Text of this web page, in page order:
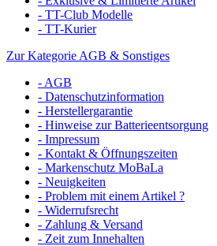
- TT-Club Modelle
- TT-Kurier
Zur Kategorie AGB & Sonstiges
- AGB
- Datenschutzinformation
- Herstellergarantie
- Hinweise zur Batterieentsorgung
- Impressum
- Kontakt & Öffnungszeiten
- Markenschutz MoBaLa
- Neuigkeiten
- Problem mit einem Artikel ?
- Widerrufsrecht
- Zahlung & Versand
- Zeit zum Innehalten